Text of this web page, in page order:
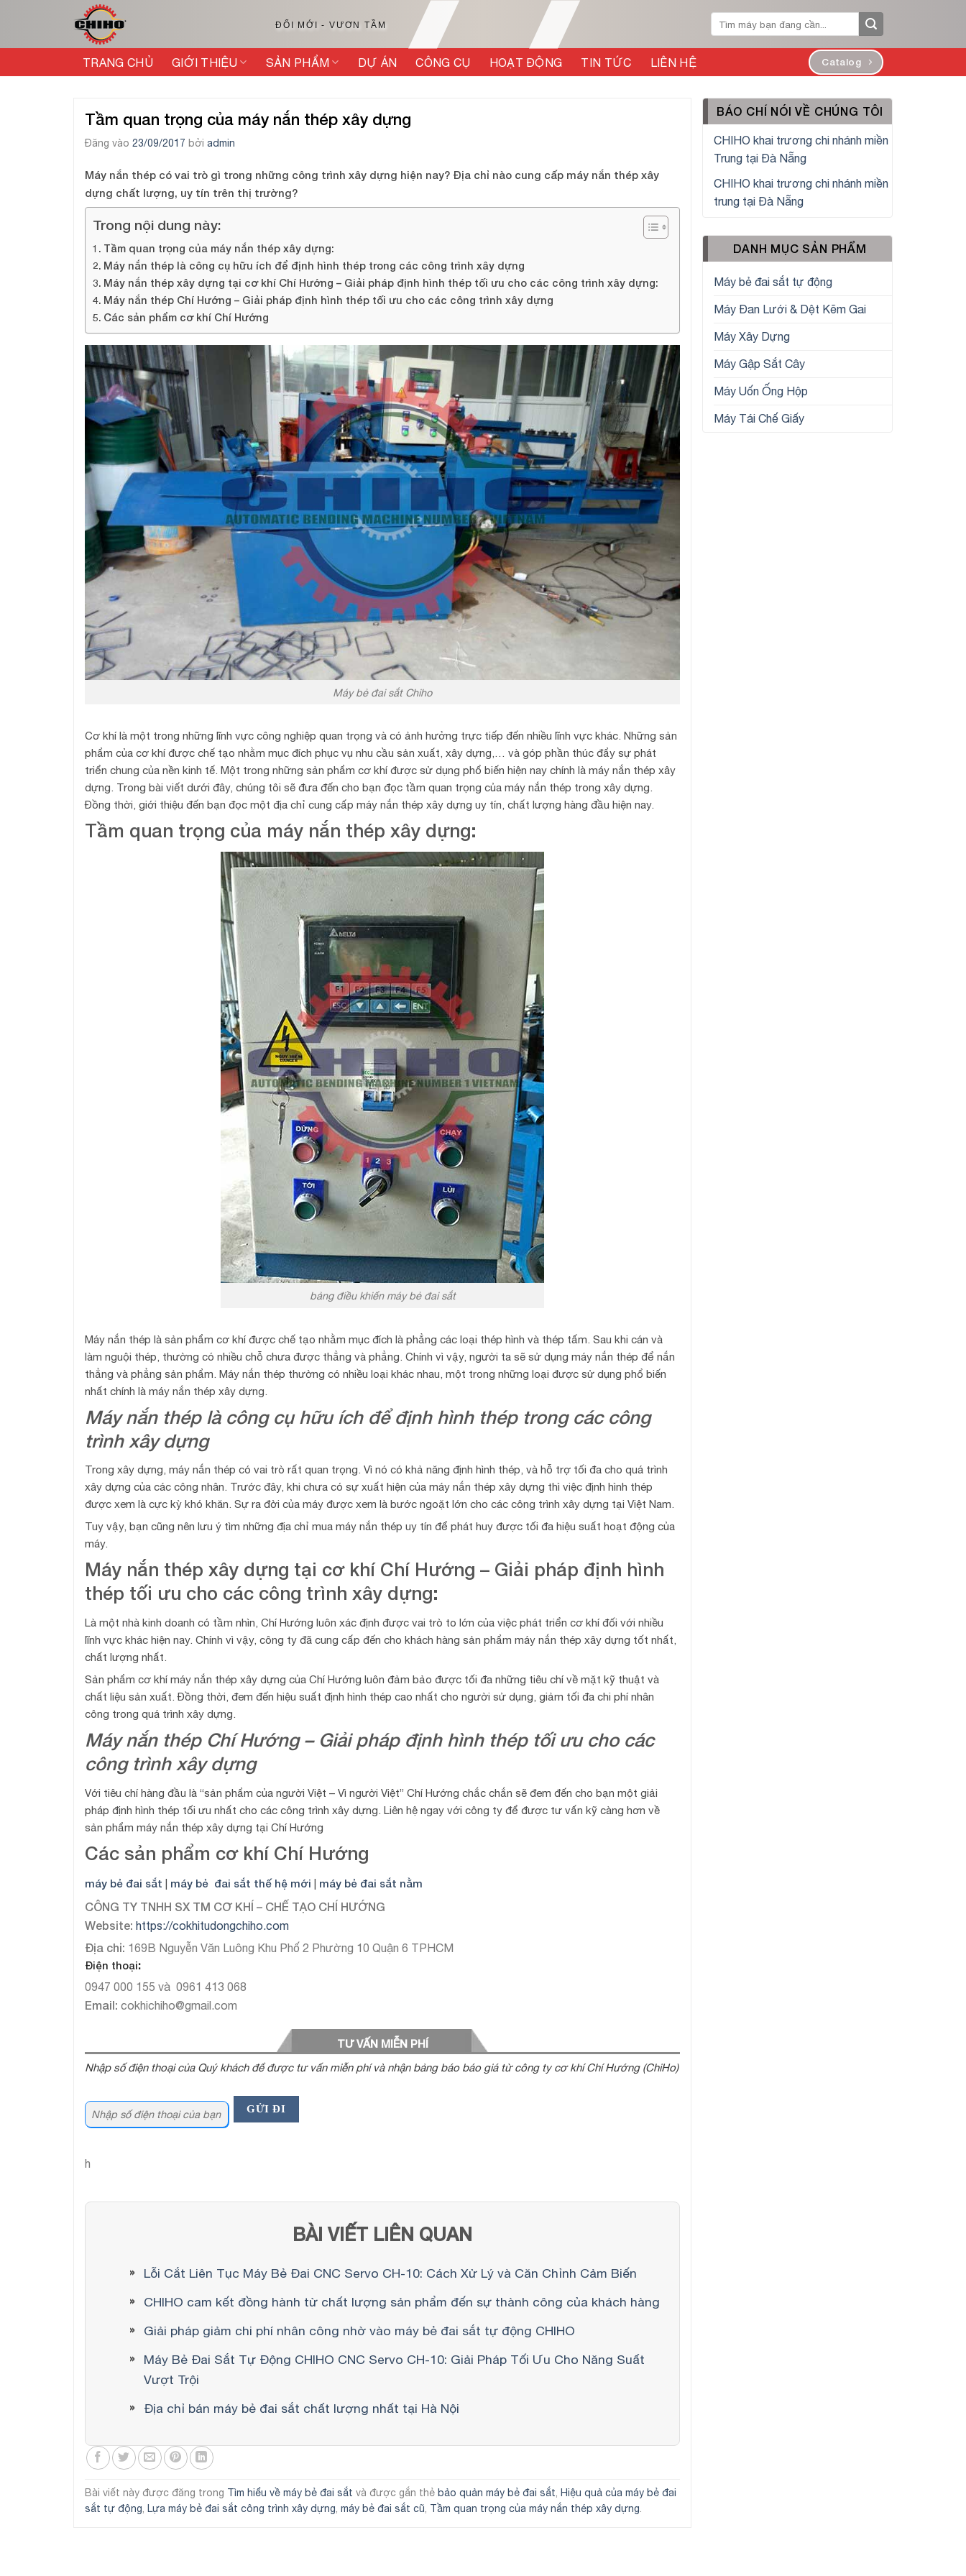
ĐỔI MỚI - VƯƠN TẦM
TRANG CHỦ GIỚI THIỆU SẢN PHẨM DỰ ÁN CÔNG CỤ HOẠT ĐỘNG TIN TỨC LIÊN HỆ Catalog
Tầm quan trọng của máy nắn thép xây dựng
Đăng vào 23/09/2017 bởi admin
Máy nắn thép có vai trò gì trong những công trình xây dựng hiện nay? Địa chỉ nào cung cấp máy nắn thép xây
dựng chất lượng, uy tín trên thị trường?
Trong nội dung này:
Tầm quan trọng của máy nắn thép xây dựng:
Máy nắn thép là công cụ hữu ích để định hình thép trong các công trình xây dựng
Máy nắn thép xây dựng tại cơ khí Chí Hướng – Giải pháp định hình thép tối ưu cho các công trình xây dựng:
Máy nắn thép Chí Hướng – Giải pháp định hình thép tối ưu cho các công trình xây dựng
Các sản phẩm cơ khí Chí Hướng
Máy bẻ đai sắt Chiho
Cơ khí là một trong những lĩnh vực công nghiệp quan trọng và có ảnh hưởng trực tiếp đến nhiều lĩnh vực khác. Những sản
phẩm của cơ khí được chế tạo nhằm mục đích phục vụ nhu cầu sản xuất, xây dựng,… và góp phần thúc đẩy sự phát
triển chung của nền kinh tế. Một trong những sản phẩm cơ khí được sử dụng phổ biến hiện nay chính là máy nắn thép xây
dựng. Trong bài viết dưới đây, chúng tôi sẽ đưa đến cho bạn đọc tầm quan trọng của máy nắn thép trong xây dựng.
Đồng thời, giới thiệu đến bạn đọc một địa chỉ cung cấp máy nắn thép xây dựng uy tín, chất lượng hàng đầu hiện nay.
Tầm quan trọng của máy nắn thép xây dựng:
bảng điều khiển máy bẻ đai sắt
Máy nắn thép là sản phẩm cơ khí được chế tạo nhằm mục đích là phẳng các loại thép hình và thép tấm. Sau khi cán và
làm nguội thép, thường có nhiều chỗ chưa được thẳng và phẳng. Chính vì vậy, người ta sẽ sử dụng máy nắn thép để nắn
thẳng và phẳng sản phẩm. Máy nắn thép thường có nhiều loại khác nhau, một trong những loại được sử dụng phổ biến
nhất chính là máy nắn thép xây dựng.
Máy nắn thép là công cụ hữu ích để định hình thép trong các công
trình xây dựng
Trong xây dựng, máy nắn thép có vai trò rất quan trọng. Vì nó có khả năng định hình thép, và hỗ trợ tối đa cho quá trình
xây dựng của các công nhân. Trước đây, khi chưa có sự xuất hiện của máy nắn thép xây dựng thì việc định hình thép
được xem là cực kỳ khó khăn. Sự ra đời của máy được xem là bước ngoặt lớn cho các công trình xây dựng tại Việt Nam.
Tuy vậy, bạn cũng nên lưu ý tìm những địa chỉ mua máy nắn thép uy tín để phát huy được tối đa hiệu suất hoạt động của
máy.
Máy nắn thép xây dựng tại cơ khí Chí Hướng – Giải pháp định hình
thép tối ưu cho các công trình xây dựng:
Là một nhà kinh doanh có tầm nhìn, Chí Hướng luôn xác định được vai trò to lớn của việc phát triển cơ khí đối với nhiều
lĩnh vực khác hiện nay. Chính vì vậy, công ty đã cung cấp đến cho khách hàng sản phẩm máy nắn thép xây dựng tốt nhất,
chất lượng nhất.
Sản phẩm cơ khí máy nắn thép xây dựng của Chí Hướng luôn đảm bảo được tối đa những tiêu chí về mặt kỹ thuật và
chất liệu sản xuất. Đồng thời, đem đến hiệu suất định hình thép cao nhất cho người sử dụng, giảm tối đa chi phí nhân
công trong quá trình xây dựng.
Máy nắn thép Chí Hướng – Giải pháp định hình thép tối ưu cho các
công trình xây dựng
Với tiêu chí hàng đầu là “sản phẩm của người Việt – Vì người Việt” Chí Hướng chắc chắn sẽ đem đến cho bạn một giải
pháp định hình thép tối ưu nhất cho các công trình xây dựng. Liên hệ ngay với công ty để được tư vấn kỹ càng hơn về
sản phẩm máy nắn thép xây dựng tại Chí Hướng
Các sản phẩm cơ khí Chí Hướng
máy bẻ đai sắt máy bẻ đai sắt thế hệ mới máy bẻ đai sắt nằm
CÔNG TY TNHH SX TM CƠ KHÍ – CHẾ TẠO CHÍ HƯỚNG
Website: https://cokhitudongchiho.com
Địa chỉ: 169B Nguyễn Văn Luông Khu Phố 2 Phường 10 Quận 6 TPHCM
Điện thoại:
0947 000 155 và 0961 413 068
Email: cokhichiho@gmail.com
TƯ VẤN MIỄN PHÍ
Nhập số điện thoại của Quý khách để được tư vấn miễn phí và nhận bảng báo báo giá từ công ty cơ khí Chí Hướng (ChiHo)
h
BÀI VIẾT LIÊN QUAN
Lỗi Cắt Liên Tục Máy Bẻ Đai CNC Servo CH-10: Cách Xử Lý và Căn Chỉnh Cảm Biến
CHIHO cam kết đồng hành từ chất lượng sản phẩm đến sự thành công của khách hàng
Giải pháp giảm chi phí nhân công nhờ vào máy bẻ đai sắt tự động CHIHO
Máy Bẻ Đai Sắt Tự Động CHIHO CNC Servo CH-10: Giải Pháp Tối Ưu Cho Năng Suất
Vượt Trội
Địa chỉ bán máy bẻ đai sắt chất lượng nhất tại Hà Nội
Bài viết này được đăng trong Tìm hiểu về máy bẻ đai sắt và được gắn thẻ bảo quản máy bẻ đai sắt
Hiệu quả của máy bẻ đai
sắt tự động
Lựa máy bẻ đai sắt công trình xây dựng máy bẻ đai sắt cũ Tầm quan trọng của máy nắn thép xây dựng
BÁO CHÍ NÓI VỀ CHÚNG TÔI
CHIHO khai trương chi nhánh miền
Trung tại Đà Nẵng
CHIHO khai trương chi nhánh miền
trung tại Đà Nẵng
DANH MỤC SẢN PHẨM
Máy bẻ đai sắt tự động
Máy Đan Lưới & Dệt Kẽm Gai
Máy Xây Dựng
Máy Gập Sắt Cây
Máy Uốn Ống Hộp
Máy Tái Chế Giấy